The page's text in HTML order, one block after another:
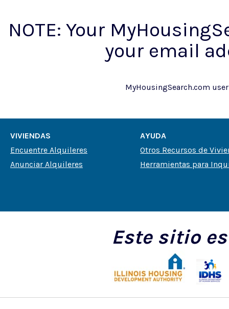
NOTE: Your
your email
MyHousingSearch.com
VIVIENDAS
Encuentre Alquileres
Anunciar Alquileres
AYUDA
Otros Recursos de
Herramientas para
Este sitio